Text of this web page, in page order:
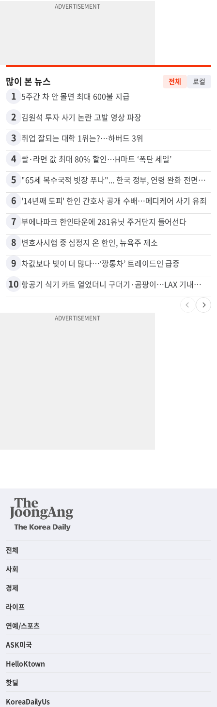
많이 본 뉴스 전체 로컬
1 5주간 차 안 몰면 최대 600불 지급
2 김원석 투자 사기 논란 고발 영상 파장
3 취업 잘되는 대학 1위는?…하버드 3위
4 쌀·라면 값 최대 80% 할인…H마트 ‘폭탄 세일’
5 "65세 복수국적 빗장 푸나"... 한국 정부, 연령 완화 전면 추진
6 '14년째 도피' 한인 간호사 공개 수배…메디케어 사기 유죄
7 부에나파크 한인타운에 281유닛 주거단지 들어선다
8 변호사시험 중 심정지 온 한인, 뉴욕주 제소
9 차값보다 빚이 더 많다…‘깡통차’ 트레이드인 급증
10 항공기 식기 카트 열었더니 구더기·곰팡이…LAX 기내식 업체 논란
전체
사회
경제
라이프
연예/스포츠
ASK미국
HelloKtown
핫딜
KoreaDailyUs